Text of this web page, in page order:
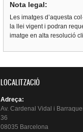
Nota legal:
Les imatges d’aquesta
la llei vigent i podran
imatge en alta resolució
LOCALITZACIÓ
Adreça:
Av. Cardenal Vidal i
36
08035 Barcelona